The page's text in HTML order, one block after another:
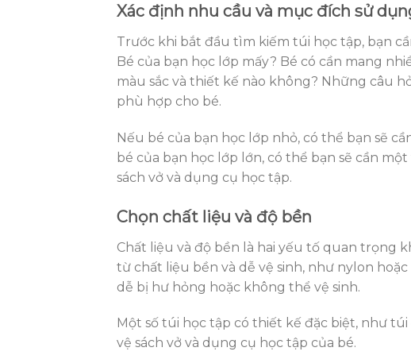
Xác định nhu cầu và mục đích sử
Trước khi bắt đầu tìm kiếm túi học tập, bạn
Bé của bạn học lớp mấy? Bé có cần mang
màu sắc và thiết kế nào không? Những câu
phù hợp cho bé.
Nếu bé của bạn học lớp nhỏ, có thể bạn sẽ
bé của bạn học lớp lớn, có thể bạn sẽ cần
sách vở và dụng cụ học tập.
Chọn chất liệu và độ bền
Chất liệu và độ bền là hai yếu tố quan trọng
từ chất liệu bền và dễ vệ sinh, như nylon
dễ bị hư hỏng hoặc không thể vệ sinh.
Một số túi học tập có thiết kế đặc biệt, như
vệ sách vở và dụng cụ học tập của bé.